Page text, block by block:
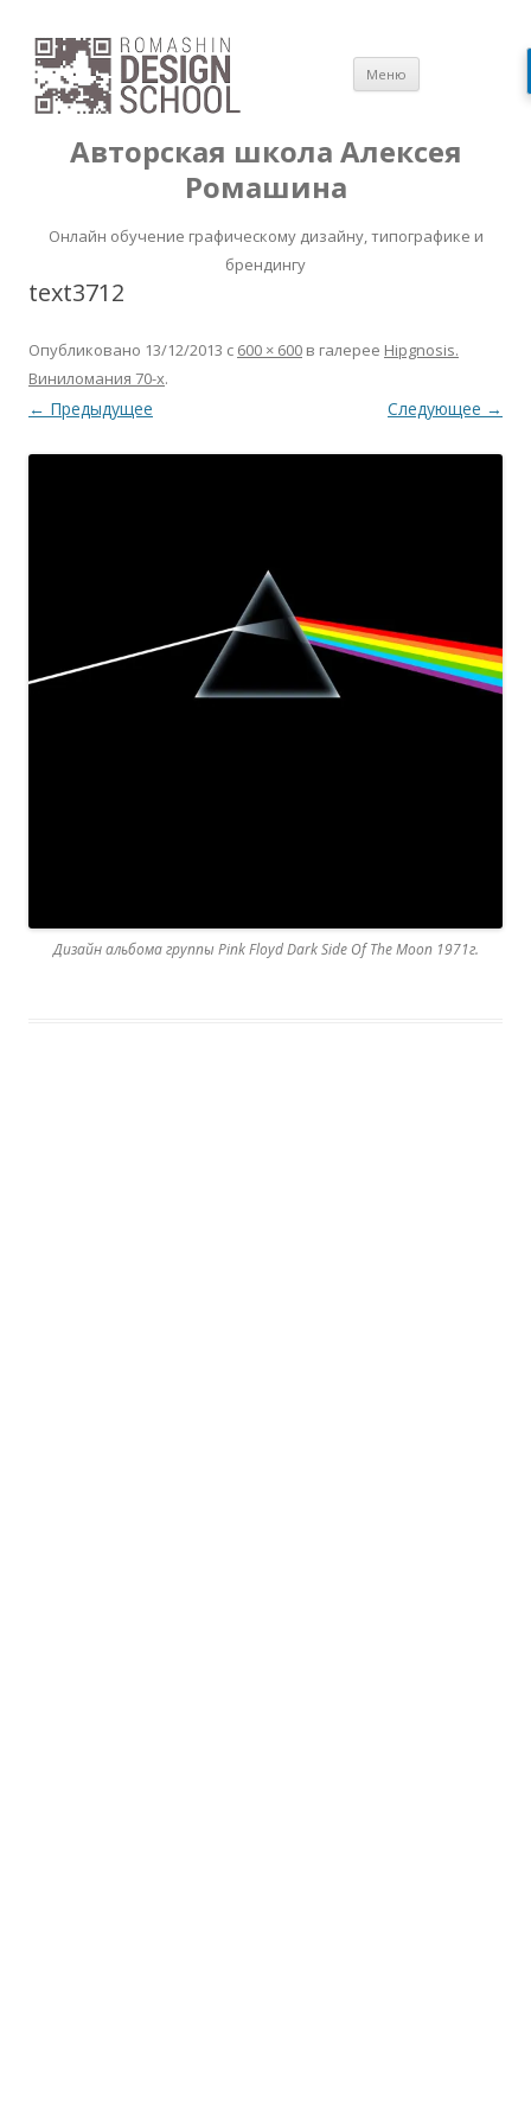
Авторская школа Алексея
Ромашина
Онлайн обучение графическому дизайну, типографике и
брендингу
Меню
содержимому
text3712
Опубликовано 13/12/2013 с 600 × 600 в галерее Hipgnosis.
Виниломания 70-х.
← Предыдущее Следующее →
Дизайн альбома группы Pink Floyd Dark Side Of The Moon 1971г.